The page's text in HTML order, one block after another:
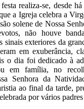
realiza-se, desde
a Igreja celebra a
solene de Nossa
não houve
sinais exteriores da
em exuberância,
o dia foi dedicado à
em família, no
Senhora da
ao final da tarde,
por vários